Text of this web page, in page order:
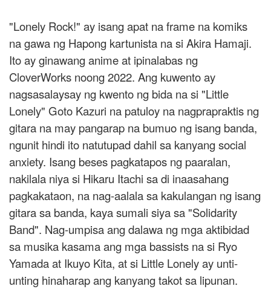
"Lonely Rock!" ay isang apat na frame na komiks
na gawa ng Hapong kartunista na si Akira Hamaji.
Ito ay ginawang anime at ipinalabas ng
CloverWorks noong 2022. Ang kuwento ay
nagsasalaysay ng kwento ng bida na si "Little
Lonely" Goto Kazuri na patuloy na nagprapraktis ng
gitara na may pangarap na bumuo ng isang banda,
ngunit hindi ito natutupad dahil sa kanyang social
anxiety. Isang beses pagkatapos ng paaralan,
nakilala niya si Hikaru Itachi sa di inaasahang
pagkakataon, na nag-aalala sa kakulangan ng isang
gitara sa banda, kaya sumali siya sa "Solidarity
Band". Nag-umpisa ang dalawa ng mga aktibidad
sa musika kasama ang mga bassists na si Ryo
Yamada at Ikuyo Kita, at si Little Lonely ay unti-
unting hinaharap ang kanyang takot sa lipunan.